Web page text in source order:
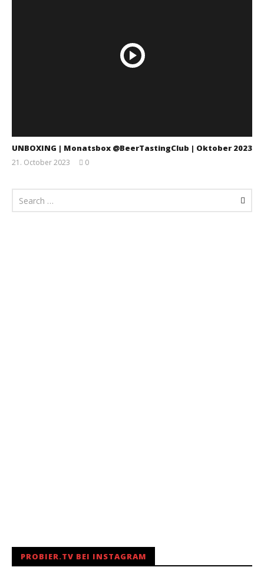
UNBOXING | Monatsbox @BeerTastingClub | Oktober 2023
21. October 2023
0
PROBIER.TV BEI INSTAGRAM